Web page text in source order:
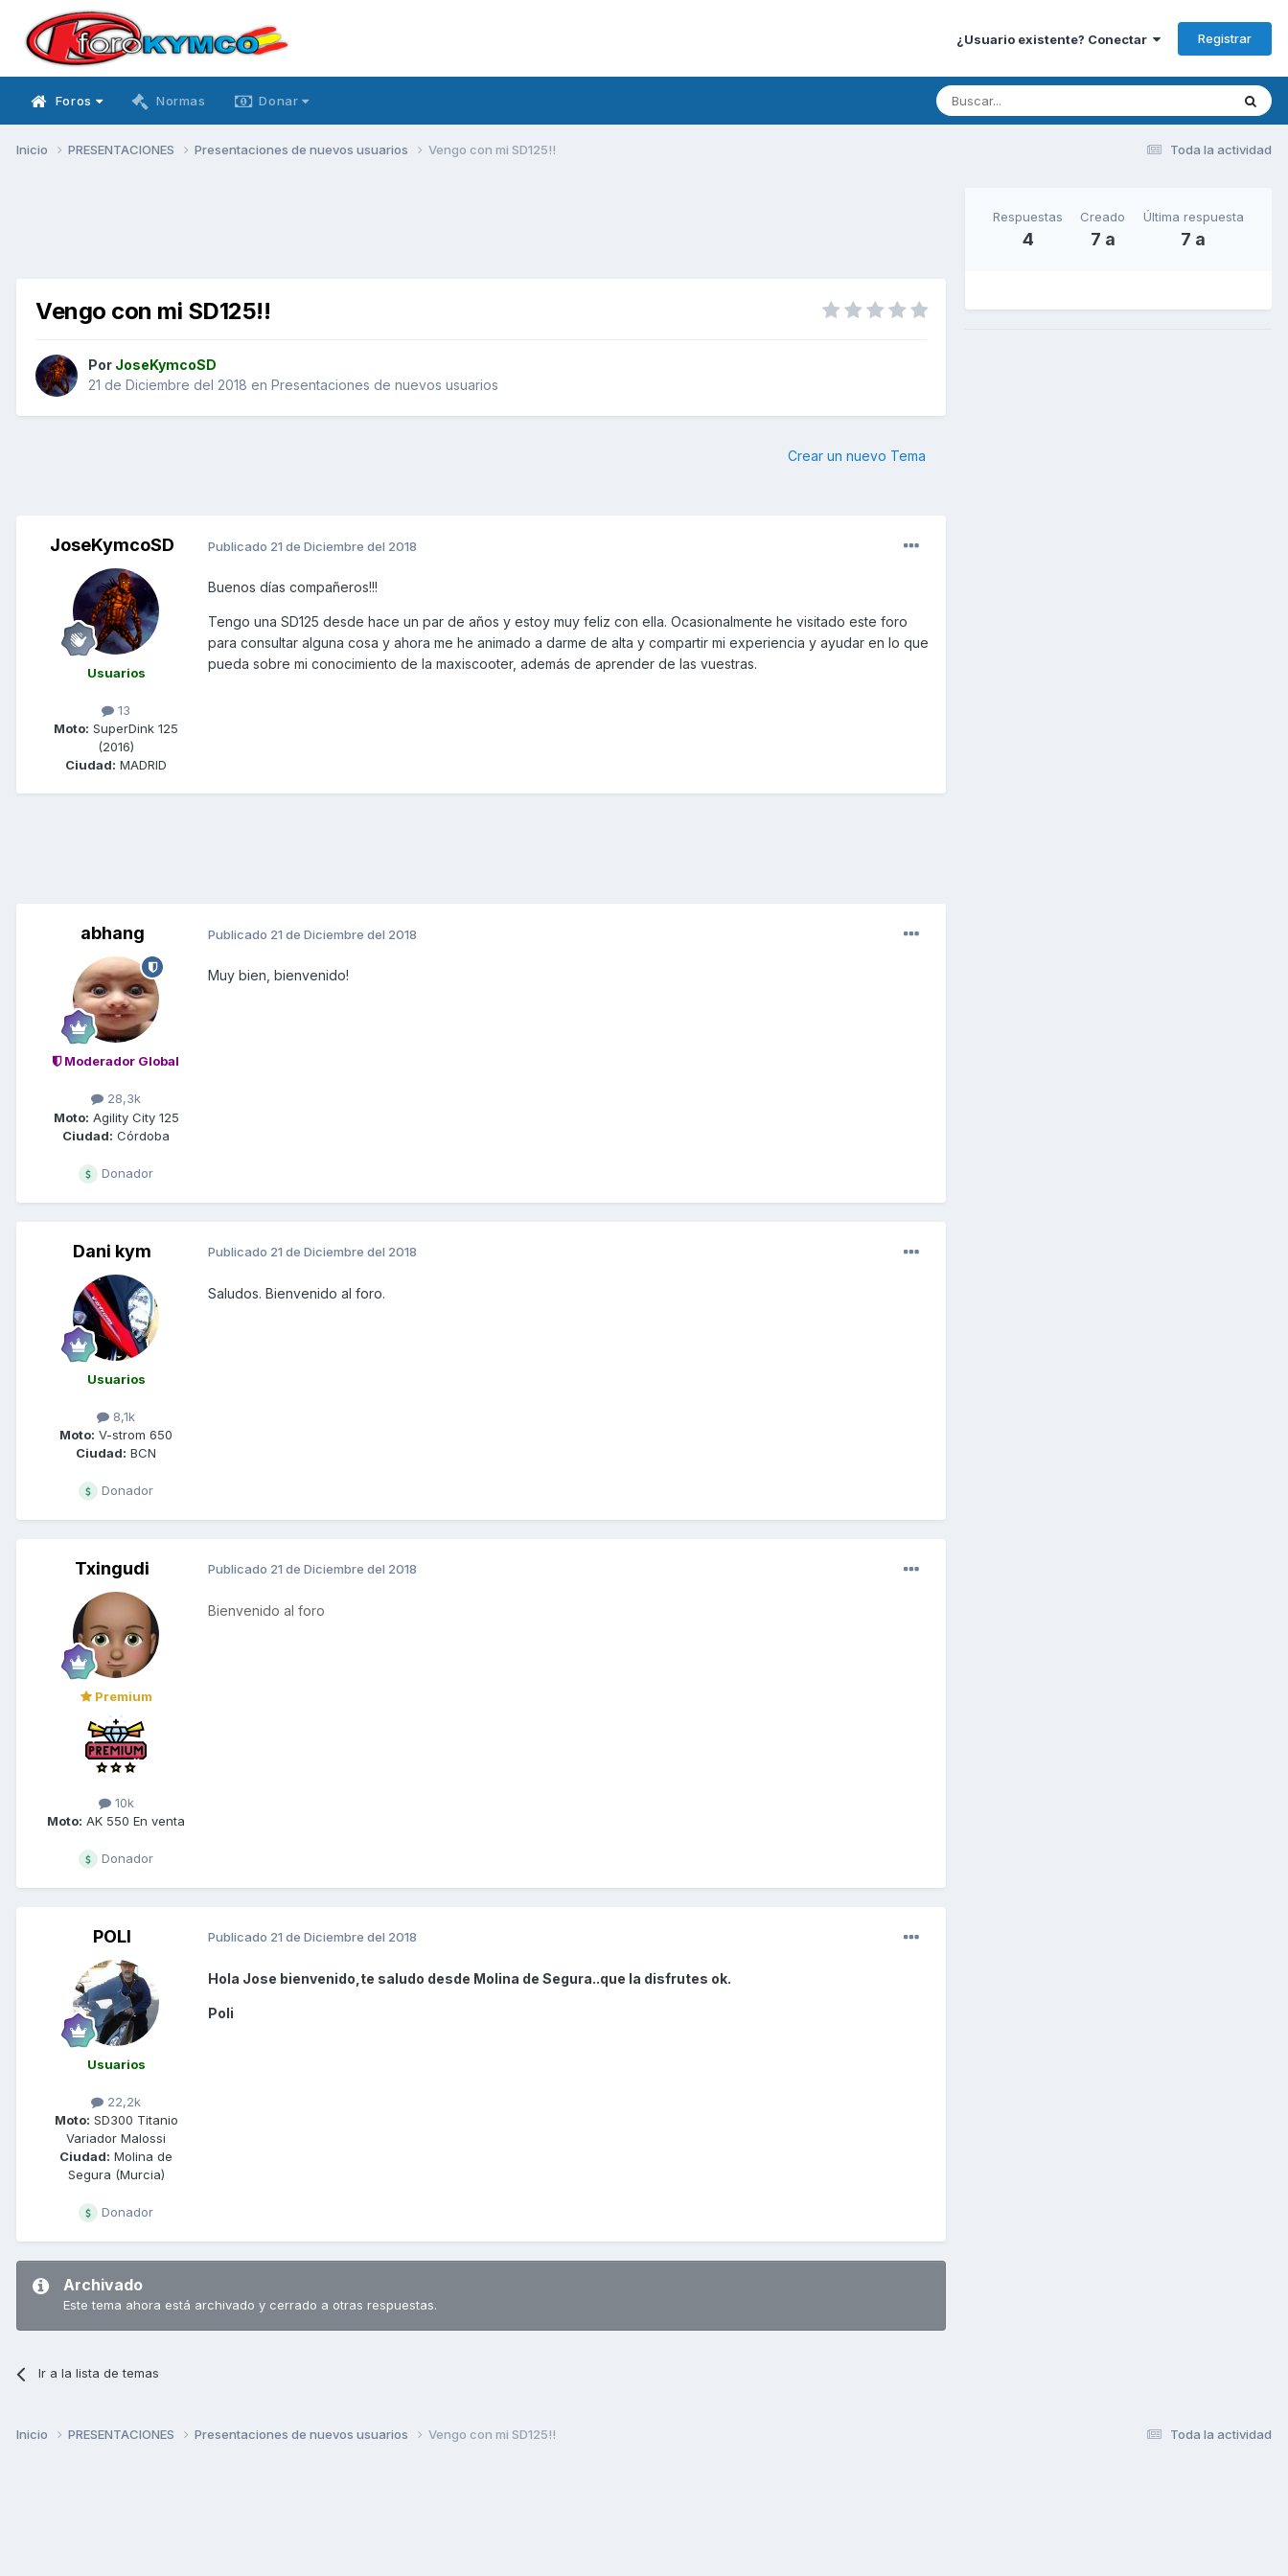
¿Usuario existente? Conectar Registrar
Foros Normas Donar
Toda la actividad
Inicio PRESENTACIONES Presentaciones de nuevos usuarios Vengo con mi SD125!!
Vengo con mi SD125!!
Por JoseKymcoSD
21 de Diciembre del 2018 en Presentaciones de nuevos usuarios
Crear un nuevo Tema
JoseKymcoSD
Usuarios
13
Moto: SuperDink 125
(2016)
Ciudad: MADRID
Publicado 21 de Diciembre del 2018
Buenos días compañeros!!!
Tengo una SD125 desde hace un par de años y estoy muy feliz con ella. Ocasionalmente he visitado este foro
para consultar alguna cosa y ahora me he animado a darme de alta y compartir mi experiencia y ayudar en lo que
pueda sobre mi conocimiento de la maxiscooter, además de aprender de las vuestras.
abhang
Moderador Global
28,3k
Moto: Agility City 125
Ciudad: Córdoba
Donador
Publicado 21 de Diciembre del 2018
Muy bien, bienvenido!
Dani kym
Usuarios
8,1k
Moto: V-strom 650
Ciudad: BCN
Donador
Publicado 21 de Diciembre del 2018
Saludos. Bienvenido al foro.
Txingudi
Premium
10k
Moto: AK 550 En venta
Donador
Publicado 21 de Diciembre del 2018
Bienvenido al foro
POLI
Usuarios
22,2k
Moto: SD300 Titanio
Variador Malossi
Ciudad: Molina de
Segura (Murcia)
Donador
Publicado 21 de Diciembre del 2018
Hola Jose bienvenido,te saludo desde Molina de Segura..que la disfrutes ok.
Poli
Archivado
Este tema ahora está archivado y cerrado a otras respuestas.
Ir a la lista de temas
Respuestas
4
Creado
7 a
Última respuesta
7 a
Toda la actividad
Inicio PRESENTACIONES Presentaciones de nuevos usuarios Vengo con mi SD125!!